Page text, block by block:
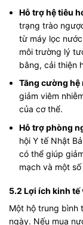
Hỗ trợ hệ tiêu
trạng trào
từ máy lọc
môi trường lý
bằng, cải thiện
Tăng cường hệ
giảm viêm
của cơ thể.
Hỗ trợ phòng
hội Y tế Nhật
có thể giúp
mạch và một
5.2 Lợi ích kinh
Một hộ trung bình
ngày. Nếu mua